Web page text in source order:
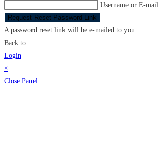
Username or E-mail
Request Reset Password Link
A password reset link will be e-mailed to you.
Back to
Login
×
Close Panel